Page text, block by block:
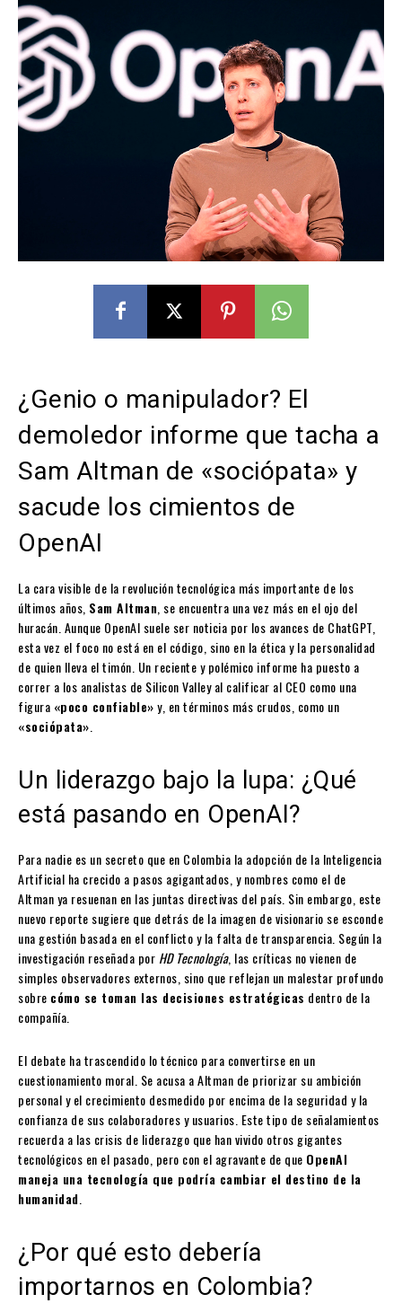
¿Genio o manipulador? El
demoledor informe que tacha a
Sam Altman de «sociópata» y
sacude los cimientos de
OpenAI
La cara visible de la revolución tecnológica más importante de los
últimos años, Sam Altman , se encuentra una vez más en el ojo del
huracán. Aunque OpenAI suele ser noticia por los avances de ChatGPT,
esta vez el foco no está en el código, sino en la ética y la personalidad
de quien lleva el timón. Un reciente y polémico informe ha puesto a
correr a los analistas de Silicon Valley al calificar al CEO como una
figura «poco confiable»y, en términos más crudos, como un
«sociópata»
Un liderazgo bajo la lupa: ¿Qué
está pasando en OpenAI?
Para nadie es un secreto que en Colombia la adopción de la Inteligencia
Artificial ha crecido a pasos agigantados, y nombres como el de
Altman ya resuenan en las juntas directivas del país. Sin embargo, este
nuevo reporte sugiere que detrás de la imagen de visionario se esconde
una gestión basada en el conflicto y la falta de transparencia. Según la
investigación reseñada por HD Tecnología, las críticas no vienen de
simples observadores externos, sino que reflejan un malestar profundo
sobre cómo se toman las decisiones estratégicas dentro de la
compañía.
El debate ha trascendido lo técnico para convertirse en un
cuestionamiento moral. Se acusa a Altman de priorizar su ambición
personal y el crecimiento desmedido por encima de la seguridad y la
confianza de sus colaboradores y usuarios. Este tipo de señalamientos
recuerda a las crisis de liderazgo que han vivido otros gigantes
tecnológicos en el pasado, pero con el agravante de que OpenAI
maneja una tecnología que podría cambiar el destino de la
humanidad
¿Por qué esto debería
importarnos en Colombia?